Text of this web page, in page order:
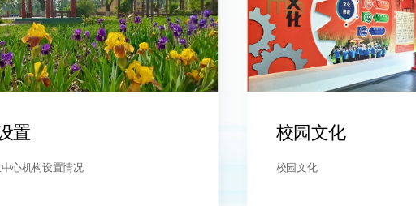
置
心机构设置情况
校园文化
校园文化